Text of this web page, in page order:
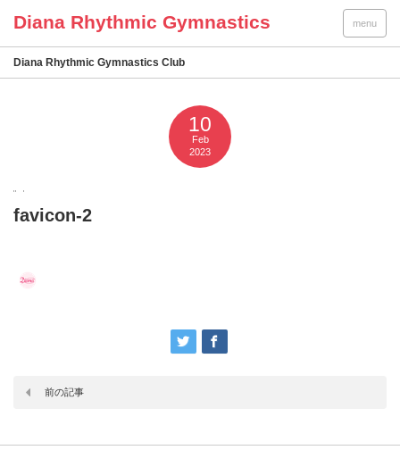
menu
Diana Rhythmic Gymnastics Club
10
Feb
2023
favicon-2
前の記事